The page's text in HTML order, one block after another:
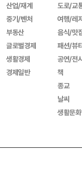
산업/재계
중기/벤처
부동산
글로벌경제
생활경제
경제일반
도로/교
여행/레
음식/맛
패션/뷰
공연/전
책
종교
날씨
생활문